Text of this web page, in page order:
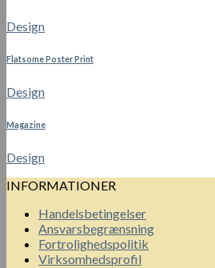
Design
Flatsome Poster Print
Design
Magazine
Design
INFORMATIONER
Handelsbetingelser
Ansvarsbegrænsning
Fortrolighedspolitik
Virksomhedsprofil